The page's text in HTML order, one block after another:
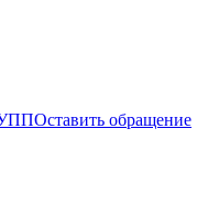
Оставить обращение